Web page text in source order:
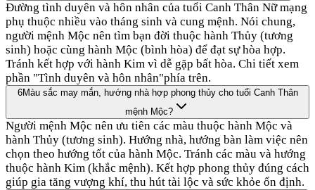
Đường tình duyên và hôn nhân của tuổi Canh Thân Nữ mạng
phụ thuộc nhiều vào tháng sinh và cung mệnh. Nói chung,
người mệnh Mộc nên tìm bạn đời thuộc hành Thủy (tương
sinh) hoặc cùng hành Mộc (bình hòa) để đạt sự hòa hợp.
Tránh kết hợp với hành Kim vì dễ gặp bất hòa. Chi tiết xem
phần "Tình duyên và hôn nhân"phía trên.
6Màu sắc may mắn, hướng nhà hợp phong thủy cho tuổi Canh Thân
mệnh Mộc?
Người mệnh Mộc nên ưu tiên các màu thuộc hành Mộc và
hành Thủy (tương sinh). Hướng nhà, hướng bàn làm việc nên
chọn theo hướng tốt của hành Mộc. Tránh các màu và hướng
thuộc hành Kim (khắc mệnh). Kết hợp phong thủy đúng cách
giúp gia tăng vượng khí, thu hút tài lộc và sức khỏe ổn định.